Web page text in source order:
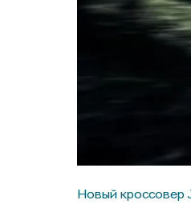
Новый кроссовер